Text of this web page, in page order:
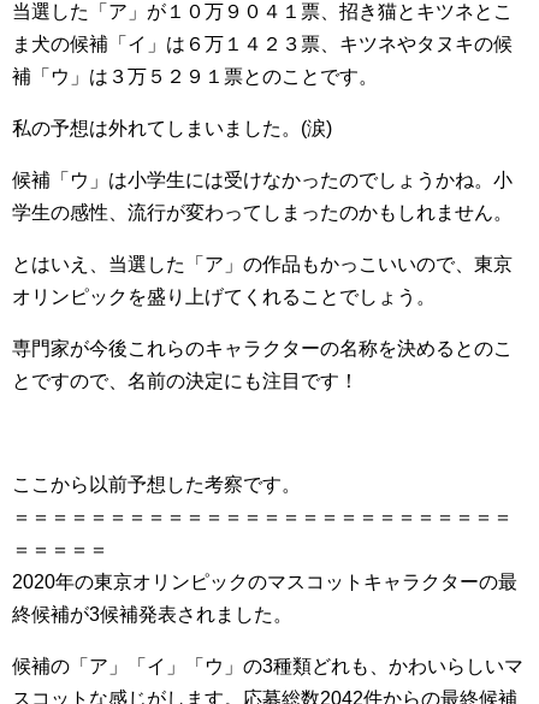
当選した「ア」が１０万９０４１票、招き猫とキツネとこ
ま犬の候補「イ」は６万１４２３票、キツネやタヌキの候
補「ウ」は３万５２９１票とのことです。
私の予想は外れてしまいました。(涙)
候補「ウ」は小学生には受けなかったのでしょうかね。小
学生の感性、流行が変わってしまったのかもしれません。
とはいえ、当選した「ア」の作品もかっこいいので、東京
オリンピックを盛り上げてくれることでしょう。
専門家が今後これらのキャラクターの名称を決めるとのこ
とですので、名前の決定にも注目です！
ここから以前予想した考察です。
＝＝＝＝＝＝＝＝＝＝＝＝＝＝＝＝＝＝＝＝＝＝＝＝＝＝
＝＝＝＝＝
2020年の東京オリンピックのマスコットキャラクターの最
終候補が3候補発表されました。
候補の「ア」「イ」「ウ」の3種類どれも、かわいらしいマ
スコットな感じがします。応募総数2042件からの最終候補